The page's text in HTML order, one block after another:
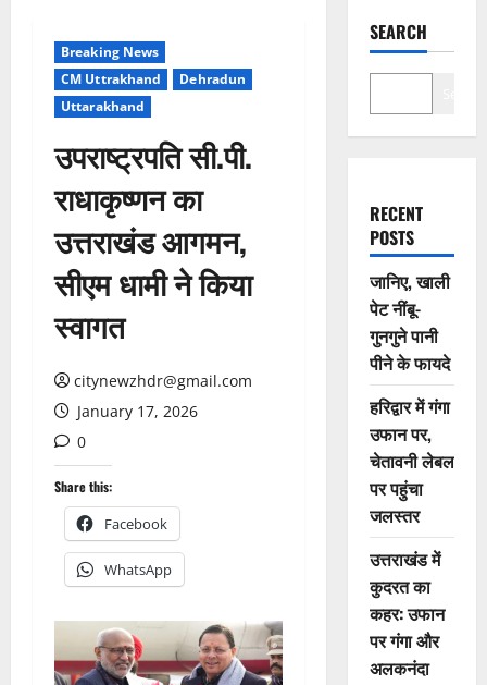
Breaking News
CM Uttrakhand
Dehradun
Uttarakhand
उपराष्ट्रपति सी.पी.
राधाकृष्णन का
उत्तराखंड आगमन,
सीएम धामी ने किया
स्वागत
citynewzhdr@gmail.com
January 17, 2026
0
Share this:
Facebook
WhatsApp
SEARCH
RECENT
POSTS
जानिए, खाली
पेट नींबू-
गुनगुने पानी
पीने के फायदे
हरिद्वार में गंगा
उफान पर,
चेतावनी लेबल
पर पहुंचा
जलस्तर
उत्तराखंड में
कुदरत का
कहर: उफान
पर गंगा और
अलकनंदा